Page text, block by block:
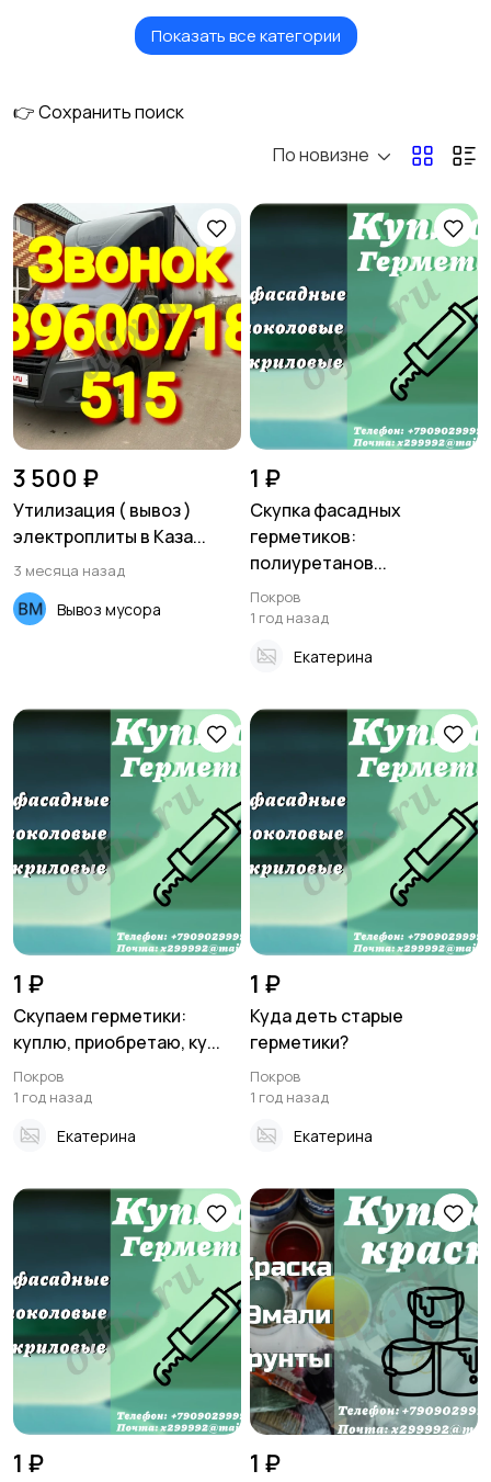
Недвижимость
Ремонт и
техники
Услуги красоты Перевозки и курьеры
Хозяйство и уборка
Репетиторы и
обучение
Юристы Услуги аренды
Спорт и отдых Красота и здоровье
Стройматериалы и
инструменты11
Хэндмейд
Транспорт Мода и стиль
Хобби и развлечения Электроника
Для дома и дачи Услуги
Показать все категории
👉 Сохранить поиск
По новизне
3 500 ₽
Утилизация ( вывоз )
электроплиты в Каза...
3 месяца назад
Вывоз мусора
1 ₽
Скупка фасадных
герметиков:
полиуретанов...
Покров
1 год назад
Екатерина
1 ₽
Скупаем герметики:
куплю, приобретаю, ку...
Покров
1 год назад
Екатерина
1 ₽
Куда деть старые
герметики?
Покров
1 год назад
Екатерина
1 ₽ 1 ₽